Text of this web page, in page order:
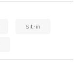
Sitrin